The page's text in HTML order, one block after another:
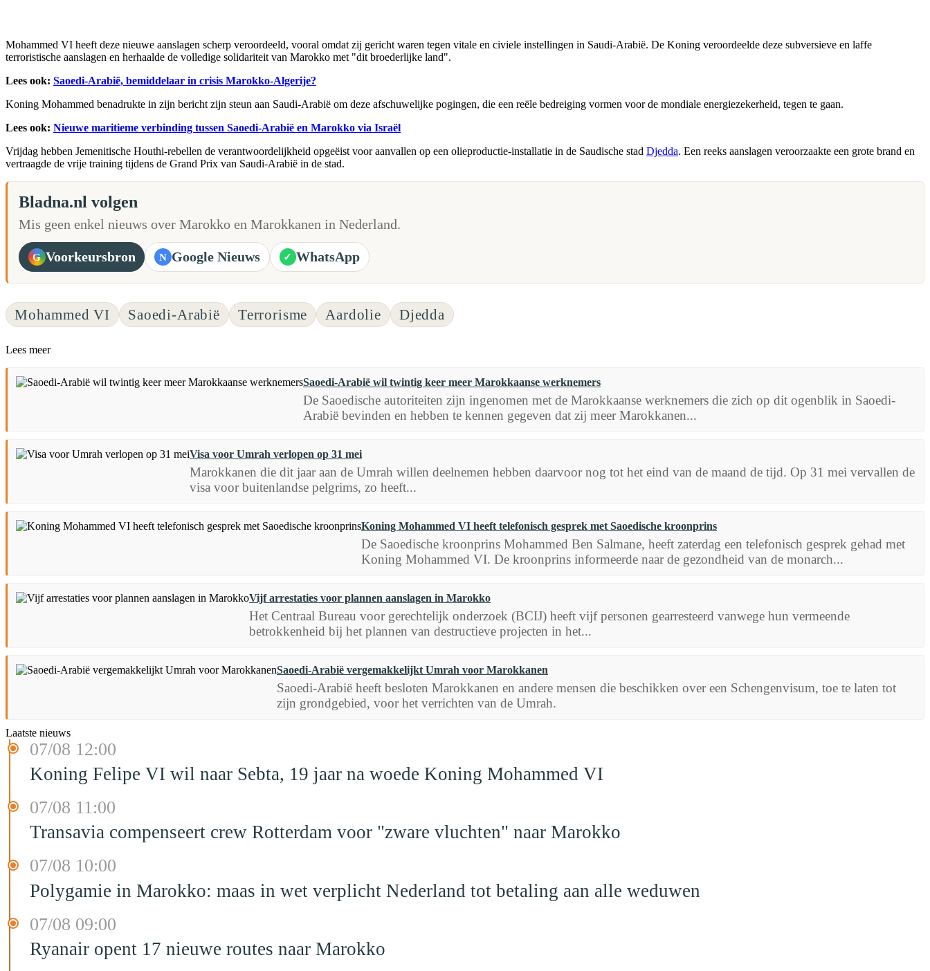
Mohammed VI heeft deze nieuwe aanslagen scherp veroordeeld, vooral omdat zij gericht waren tegen vitale en civiele instellingen in Saudi-Arabië. De Koning veroordeelde deze subversieve en laffe
terroristische aanslagen en herhaalde de volledige solidariteit van Marokko met "dit broederlijke land".
Lees ook: Saoedi-Arabië, bemiddelaar in crisis Marokko-Algerije?
Koning Mohammed benadrukte in zijn bericht zijn steun aan Saudi-Arabië om deze afschuwelijke pogingen, die een reële bedreiging vormen voor de mondiale energiezekerheid, tegen te gaan.
Lees ook: Nieuwe maritieme verbinding tussen Saoedi-Arabië en Marokko via Israël
Vrijdag hebben Jemenitische Houthi-rebellen de verantwoordelijkheid opgeëist voor aanvallen op een olieproductie-installatie in de Saudische stad Djedda. Een reeks aanslagen veroorzaakte een grote brand en
vertraagde de vrije training tijdens de Grand Prix van Saudi-Arabië in de stad.
Bladna.nl volgen
Mis geen enkel nieuws over Marokko en Marokkanen in Nederland.
G Voorkeursbron N Google Nieuws ✓ WhatsApp
Mohammed VI Saoedi-Arabië Terrorisme Aardolie Djedda
Lees meer
Saoedi-Arabië wil twintig keer meer Marokkaanse werknemers
De Saoedische autoriteiten zijn ingenomen met de Marokkaanse werknemers die zich op dit ogenblik in Saoedi-
Arabië bevinden en hebben te kennen gegeven dat zij meer Marokkanen...
Visa voor Umrah verlopen op 31 mei
Marokkanen die dit jaar aan de Umrah willen deelnemen hebben daarvoor nog tot het eind van de maand de tijd. Op 31 mei vervallen de
visa voor buitenlandse pelgrims, zo heeft...
Koning Mohammed VI heeft telefonisch gesprek met Saoedische kroonprins
De Saoedische kroonprins Mohammed Ben Salmane, heeft zaterdag een telefonisch gesprek gehad met
Koning Mohammed VI. De kroonprins informeerde naar de gezondheid van de monarch...
Vijf arrestaties voor plannen aanslagen in Marokko
Het Centraal Bureau voor gerechtelijk onderzoek (BCIJ) heeft vijf personen gearresteerd vanwege hun vermeende
betrokkenheid bij het plannen van destructieve projecten in het...
Saoedi-Arabië vergemakkelijkt Umrah voor Marokkanen
Saoedi-Arabië heeft besloten Marokkanen en andere mensen die beschikken over een Schengenvisum, toe te laten tot
zijn grondgebied, voor het verrichten van de Umrah.
Laatste nieuws
07/08 12:00
Koning Felipe VI wil naar Sebta, 19 jaar na woede Koning Mohammed VI
07/08 11:00
Transavia compenseert crew Rotterdam voor "zware vluchten" naar Marokko
07/08 10:00
Polygamie in Marokko: maas in wet verplicht Nederland tot betaling aan alle weduwen
07/08 09:00
Ryanair opent 17 nieuwe routes naar Marokko